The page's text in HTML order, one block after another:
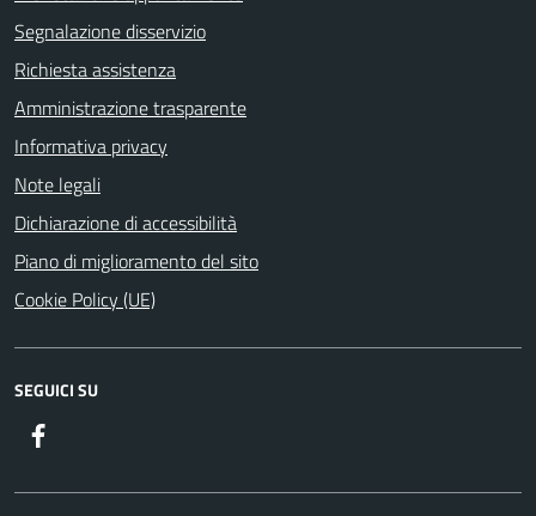
Segnalazione disservizio
Richiesta assistenza
Amministrazione trasparente
Informativa privacy
Note legali
Dichiarazione di accessibilità
Piano di miglioramento del sito
Cookie Policy (UE)
SEGUICI SU